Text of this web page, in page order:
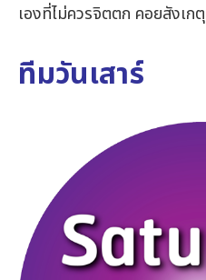
เองที่ไม่ควรจิตตก คอยสังเก
ทีมวันเสาร์